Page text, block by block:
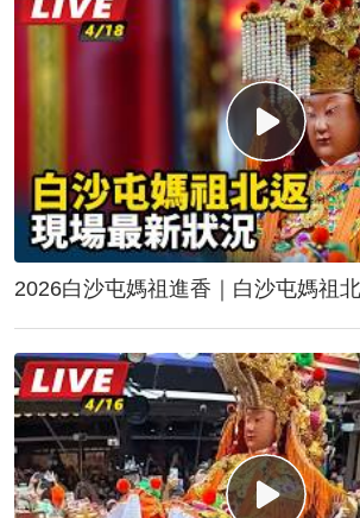
2026白沙屯媽祖進香｜白沙屯媽祖